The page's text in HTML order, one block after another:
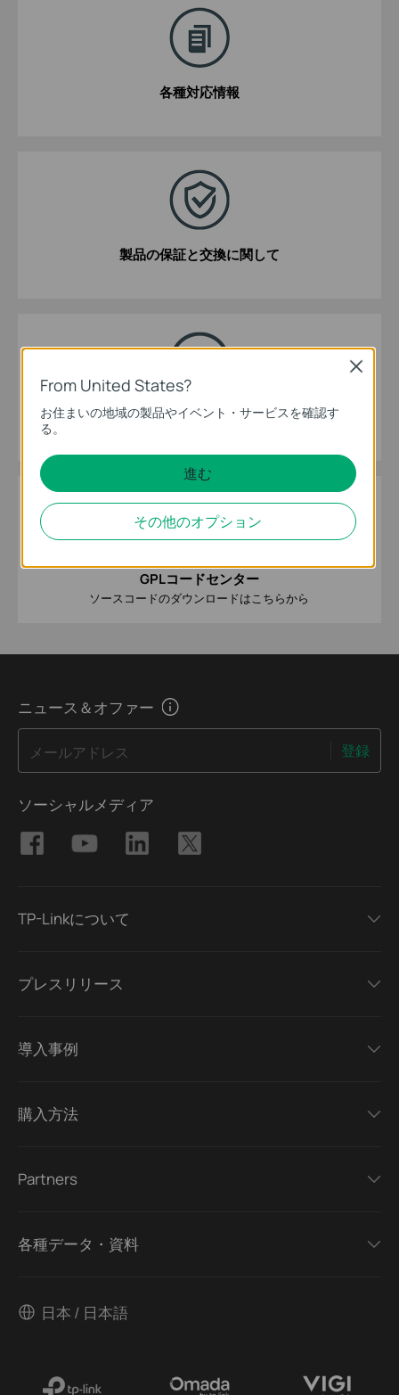
各種対応情報
製品の保証と交換に関して
TP-Linkエミュレーター
GPLコードセンター
ソースコードのダウンロードはこちらから
ニュース＆オファー
メールアドレス 登録
ソーシャルメディア
TP-Linkについて
プレスリリース
導入事例
購入方法
Partners
各種データ・資料
日本 / 日本語
From United States?
お住まいの地域の製品やイベント・サービスを確認す
る。
進む
その他のオプション
Close